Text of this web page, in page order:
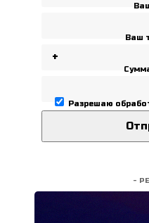
Ваш
Разрешаю
-